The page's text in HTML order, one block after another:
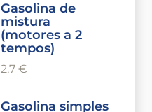
Gasolina de
mistura
(motores a 2
tempos)
2,7 €
Gasolina simples